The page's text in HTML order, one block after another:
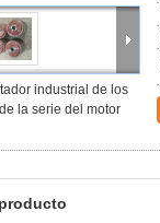
industrial de los
la serie del motor